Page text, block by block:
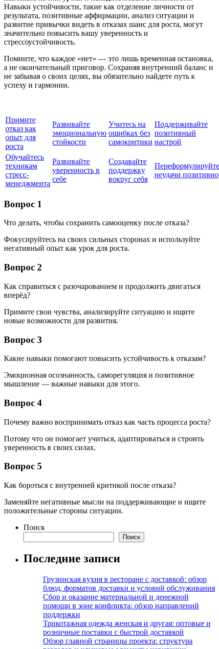
Навыки устойчивости, такие как отделение личности от
результата, позитивные аффирмации, анализ ситуации и
развитие привычки видеть в отказах шанс для роста, могут
значительно повысить вашу уверенность и
стрессоустойчивость.
Помните, что каждое «нет» — это лишь временная остановка,
а не окончательный приговор. Сохраняя внутренний баланс и
не забывая о своих целях, вы обязательно найдете путь к
успеху и гармонии.
Примите
отказ как
опыт для
роста
Развивайте
эмоциональную
стойкости
Учитесь на
ошибках без
самокритики
Поддерживайте
позитивный
настрой
Обучайтесь
техникам
стресс-
менеджмента
Развивайте
уверенность в
себе
Создавайте
поддержку
вокруг себя
Переформулируйте
неудачи позитивно
Вопрос 1
Что делать, чтобы сохранить самооценку после отказа?
Фокусируйтесь на своих сильных сторонах и используйте
негативный опыт как урок для роста.
Вопрос 2
Как справиться с разочарованием и продолжить двигаться
вперёд?
Примите свои чувства, анализируйте ситуацию и ищите
новые возможности для развития.
Вопрос 3
Какие навыки помогают повысить устойчивость к отказам?
Эмоционная осознанность, саморегуляция и позитивное
мышление — важные навыки для этого.
Вопрос 4
Почему важно воспринимать отказ как часть процесса роста?
Потому что он помогает учиться, адаптироваться и строить
уверенность в своих силах.
Вопрос 5
Как бороться с внутренней критикой после отказа?
Заменяйте негативные мысли на поддерживающие и ищите
положительные стороны ситуации.
Поиск
Поиск
Последние записи
Грузинская кухня в ресторане с доставкой: обзор
блюд, форматов доставки и условий обслуживания
Сбор и оказание материальной и денежной
помощи в зоне конфликта: обзор направлений
поддержки
Трикотажная одежда женская и другая: оптовые и
розничные поставки с быстрой доставкой
Обзор главной страницы проекта: структура